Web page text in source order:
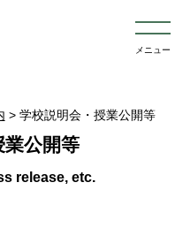
メニュー
> 学校説明会・授業公開等
公開等